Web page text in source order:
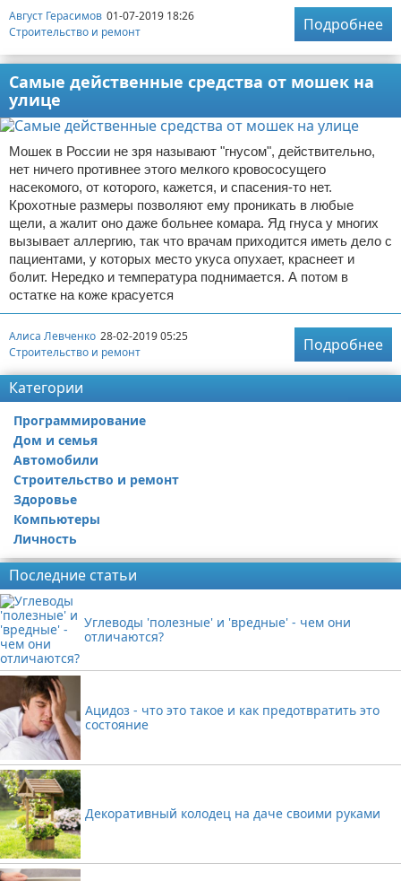
Август Герасимов 01-07-2019 18:26
Строительство и ремонт
Подробнее
Самые действенные средства от мошек на
улице
Мошек в России не зря называют "гнусом", действительно,
нет ничего противнее этого мелкого кровососущего
насекомого, от которого, кажется, и спасения-то нет.
Крохотные размеры позволяют ему проникать в любые
щели, а жалит оно даже больнее комара. Яд гнуса у многих
вызывает аллергию, так что врачам приходится иметь дело с
пациентами, у которых место укуса опухает, краснеет и
болит. Нередко и температура поднимается. А потом в
остатке на коже красуется
Алиса Левченко 28-02-2019 05:25
Строительство и ремонт
Подробнее
Категории
Программирование
Дом и семья
Автомобили
Строительство и ремонт
Здоровье
Компьютеры
Личность
Последние статьи
Углеводы 'полезные' и 'вредные' - чем они
отличаются?
Ацидоз - что это такое и как предотвратить это
состояние
Декоративный колодец на даче своими руками